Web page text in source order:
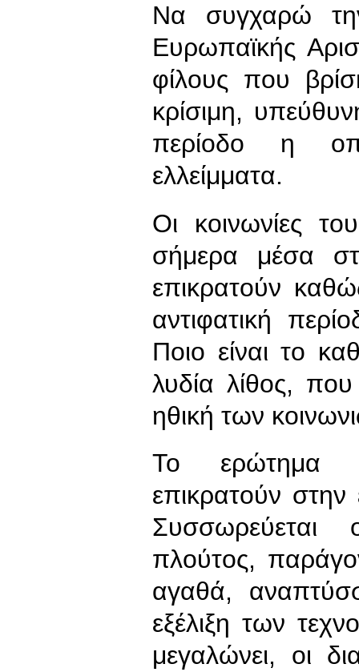
Να συγχαρώ
Ευρωπαϊκής
φίλους που
κρίσιμη,
περίοδο η
ελλείμματα.
Οι κοινωνίες
σήμερα μέσα
επικρατούν
αντιφατική
Ποιο είναι το
λυδία λίθος,
ηθική των
Το ερώτημα
επικρατούν
πλούτος,
αγαθά,
εξέλιξη των
μεγαλώνει, οι